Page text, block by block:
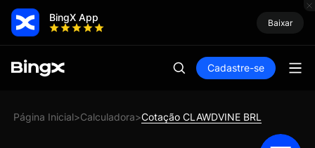
BingX App Baixar
Cadastre-se
Página Inicial>Calculadora>Cotação CLAWDVINE BRL